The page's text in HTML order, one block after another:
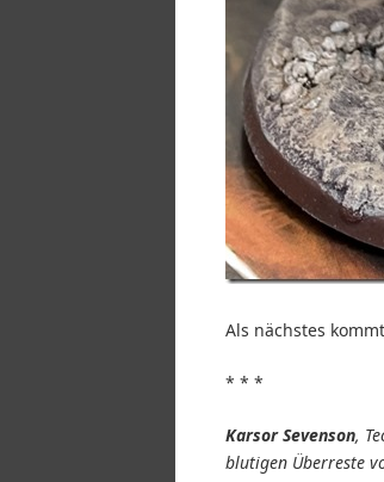
Als nächstes
* * *
Karsor Sevenson,
blutigen Überreste